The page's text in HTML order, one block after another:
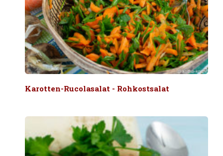
Karotten-Rucolasalat - Rohkostsalat